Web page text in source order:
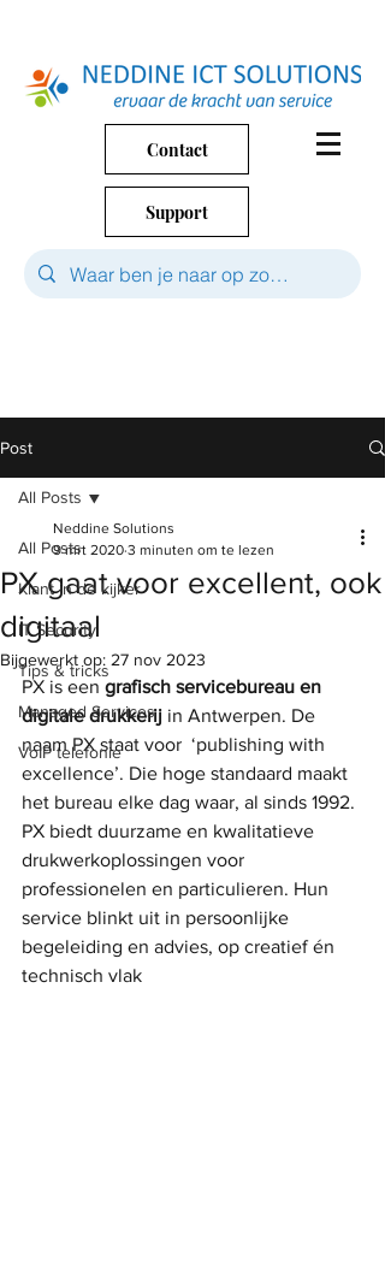
Contact
Support
Post
All Posts
Klant in de kijker
IT Security
Tips & tricks
Managed Services
VoIP telefonie
All Posts
PX gaat voor excellent, ook
digitaal
Neddine Solutions
9 mrt 2020 3 minuten om te lezen
Bijgewerkt op: 27 nov 2023
PX is een grafisch servicebureau en
digitale drukkerij in Antwerpen. De
naam PX staat voor  ‘publishing with
excellence’. Die hoge standaard maakt
het bureau elke dag waar, al sinds 1992.
PX biedt duurzame en kwalitatieve
drukwerkoplossingen voor
professionelen en particulieren. Hun
service blinkt uit in persoonlijke
begeleiding en advies, op creatief én
technisch vlak